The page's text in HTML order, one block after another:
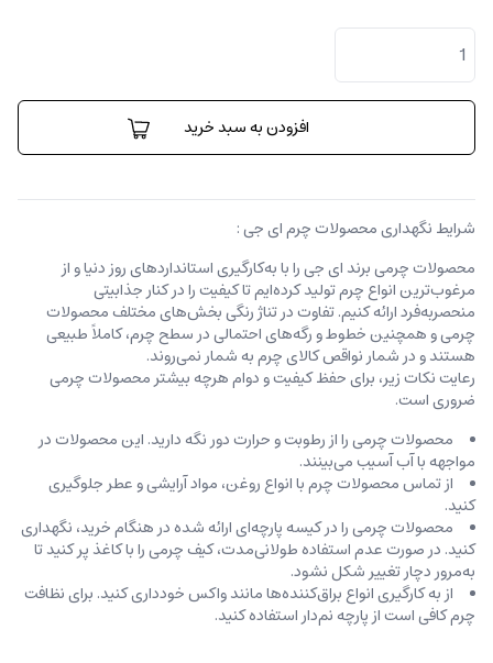
کیف
پول
پائولو
عدد
افزودن به سبد خرید
شرایط نگهداری محصولات چرم ای جی :
محصولات چرمی برند ای جی را با به‌کارگیری استانداردهای روز دنیا و از
مرغوب‌ترین انواع چرم تولید کرده‌ایم تا کیفیت را در کنار جذابیتی
منحصربه‌فرد ارائه کنیم. تفاوت در تناژ رنگی بخش‌های مختلف محصولات
چرمی و همچنین خطوط و رگه‌‌های احتمالی در سطح چرم، کاملاً طبیعی
هستند و در شمار نواقص کالای چرم به شمار نمی‌روند.
رعایت نکات زیر، برای حفظ کیفیت و دوام هرچه بیشتر محصولات چرمی
ضروری است.
محصولات چرمی را از رطوبت و حرارت دور نگه دارید. این محصولات در
مواجهه با آب آسیب می‌بینند.
از تماس محصولات چرم با انواع روغن‌، مواد آرایشی و عطر جلوگیری
کنید.
محصولات چرمی را در کیسه‌ پارچه‌ای ارائه شده در هنگام خرید، ‌نگهداری
کنید. در صورت عدم استفاده طولانی‌مدت، کیف‌ چرمی را با کاغذ پر کنید تا
به‌مرور دچار تغییر شکل نشود.
از به کارگیری انواع براق‌کننده‌ها مانند واکس خودداری کنید. برای نظافت
چرم کافی است از پارچه‌ نم‌دار استفاده کنید.